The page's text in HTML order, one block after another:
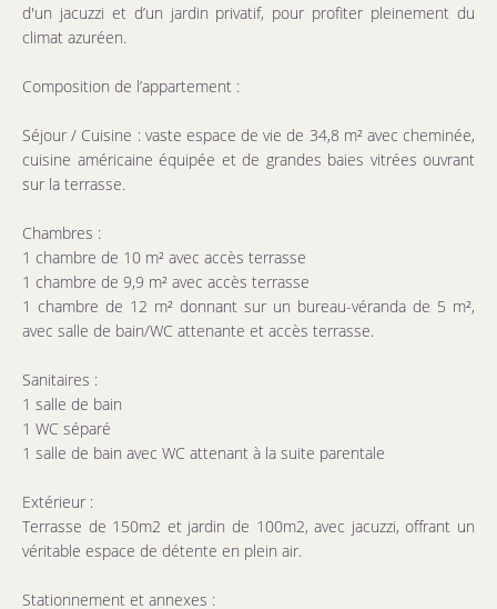
d'un jacuzzi et d’un jardin privatif, pour profiter pleinement du
climat azuréen.
Composition de l’appartement :
Séjour / Cuisine : vaste espace de vie de 34,8 m² avec cheminée,
cuisine américaine équipée et de grandes baies vitrées ouvrant
sur la terrasse.
Chambres :
1 chambre de 10 m² avec accès terrasse
1 chambre de 9,9 m² avec accès terrasse
1 chambre de 12 m² donnant sur un bureau-véranda de 5 m²,
avec salle de bain/WC attenante et accès terrasse.
Sanitaires :
1 salle de bain
1 WC séparé
1 salle de bain avec WC attenant à la suite parentale
Extérieur :
Terrasse de 150m2 et jardin de 100m2, avec jacuzzi, offrant un
véritable espace de détente en plein air.
Stationnement et annexes :